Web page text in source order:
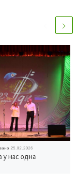
25.02.2026
у нас одна